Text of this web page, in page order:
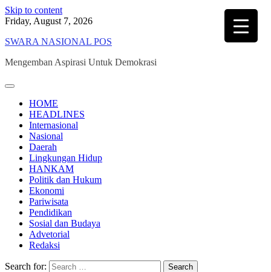
Skip to content
Friday, August 7, 2026
SWARA NASIONAL POS
Mengemban Aspirasi Untuk Demokrasi
HOME
HEADLINES
Internasional
Nasional
Daerah
Lingkungan Hidup
HANKAM
Politik dan Hukum
Ekonomi
Pariwisata
Pendidikan
Sosial dan Budaya
Advetorial
Redaksi
Search for: